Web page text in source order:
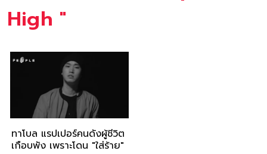
High "
ทาโบล แรปเปอร์คนดังผู้ชีวิต
เกือบพัง เพราะโดน "ใส่ร้าย"